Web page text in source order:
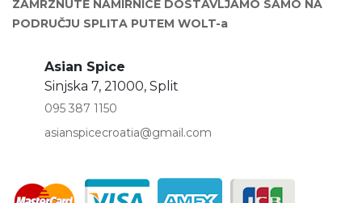
ZAMRZNUTE NAMIRNICE DOSTAVLJAMO SAMO NA
PODRUČJU SPLITA PUTEM WOLT-a
Asian Spice
Sinjska 7, 21000, Split
095 387 1150
asianspicecroatia@gmail.com